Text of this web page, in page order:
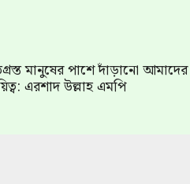
মানুষের পাশে দাঁড়ানো আমাদের
এরশাদ উল্লাহ এমপি